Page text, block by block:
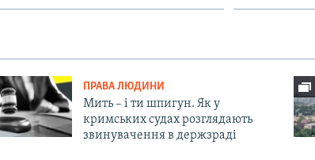
ПРАВА ЛЮДИНИ
Мить – і ти шпигун. Як у
кримських судах розглядають
звинувачення в держзраді